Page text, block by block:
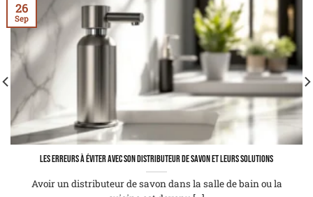
Les erreurs à éviter avec son distributeur de savon et leurs solutions
Avoir un distributeur de savon dans la salle de bain ou la
26
Sep